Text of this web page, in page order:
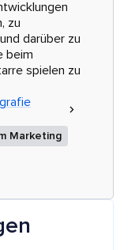
zu
darüber zu
beim
spielen zu
Marketing